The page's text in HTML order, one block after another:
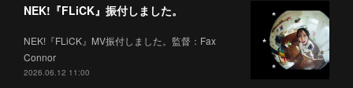
NEK!『FLiCK』振付しました。
NEK!『FLiCK』MV振付しました。監督：Fax
Connor
2026.06.12 11:00